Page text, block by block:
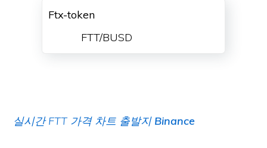
Ftx-token
FTT/BUSD
실시간 FTT 가격 차트 출발지 Binance